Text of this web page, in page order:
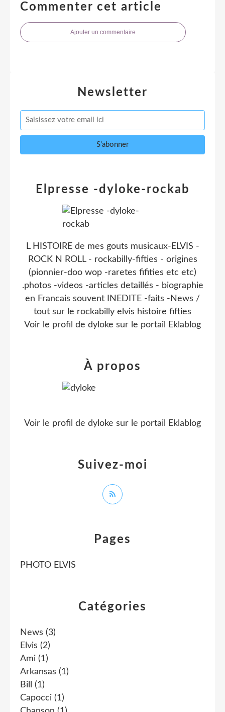
Commenter cet article
Ajouter un commentaire
Newsletter
Catégories
News (3)
Elvis (2)
Ami (1)
Arkansas (1)
Bill
(1)
Capocci (1)
Pages
PHOTO ELVIS
Elpresse -dyloke-rockab
L HISTOIRE de mes gouts musicaux-ELVIS -
ROCK N ROLL - rockabilly-fifties - origines
(pionnier-doo wop -raretes fifities etc etc)
.photos -videos -articles detaillés - biographie
en Francais souvent INEDITE -faits -News /
tout sur le rockabilly elvis histoire fifties
Voir le profil de dyloke sur le portail Eklablog
Suivez-moi
À propos
Voir le profil de dyloke sur le portail Eklablog